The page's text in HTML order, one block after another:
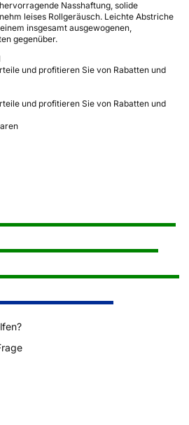
Nasshaftung, solide
leises Rollgeräusch. Leichte Abstriche
insgesamt ausgewogenen,
gegenüber.
und profitieren Sie von Rabatten und
und profitieren Sie von Rabatten und